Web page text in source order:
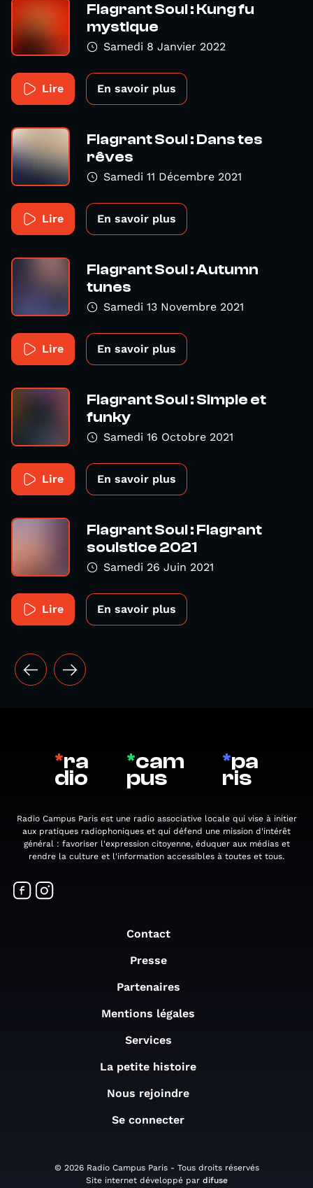
Flagrant Soul : Kung fu
mystique
Samedi 8 Janvier 2022
Lire En savoir plus
Flagrant Soul : Dans tes
rêves
Samedi 11 Décembre 2021
Lire En savoir plus
Flagrant Soul : Autumn
tunes
Samedi 13 Novembre 2021
Lire En savoir plus
Flagrant Soul : Simple et
funky
Samedi 16 Octobre 2021
Lire En savoir plus
Flagrant Soul : Flagrant
soulstice 2021
Samedi 26 Juin 2021
Lire En savoir plus
*ra
dio
*cam
pus
*pa
ris
Radio Campus Paris est une radio associative locale qui vise à initier
aux pratiques radiophoniques et qui défend une mission d'intérêt
général : favoriser l'expression citoyenne, éduquer aux médias et
rendre la culture et l'information accessibles à toutes et tous.
Contact
Presse
Partenaires
Mentions légales
Services
La petite histoire
Nous rejoindre
Se connecter
© 2026 Radio Campus Paris - Tous droits réservés
Site internet développé par difuse